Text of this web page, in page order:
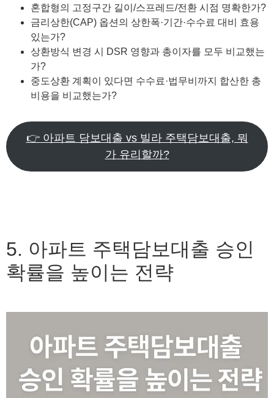
혼합형의 고정구간 길이/스프레드/전환 시점 명확한가?
금리상한(CAP) 옵션의 상한폭·기간·수수료 대비 효용
있는가?
상환방식 변경 시 DSR 영향과 총이자를 모두 비교했는
가?
중도상환 계획이 있다면 수수료·법무비까지 합산한 총
비용을 비교했는가?
👉 아파트 담보대출 vs 빌라 주택담보대출, 뭐
가 유리할까?
5. 아파트 주택담보대출 승인
확률을 높이는 전략